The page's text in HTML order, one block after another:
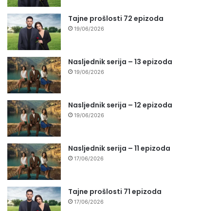
Tajne prošlosti 72 epizoda
19/06/2026
Nasljednik serija – 13 epizoda
19/06/2026
Nasljednik serija – 12 epizoda
19/06/2026
Nasljednik serija – 11 epizoda
17/06/2026
Tajne prošlosti 71 epizoda
17/06/2026